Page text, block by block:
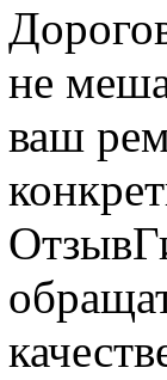
не
ваш